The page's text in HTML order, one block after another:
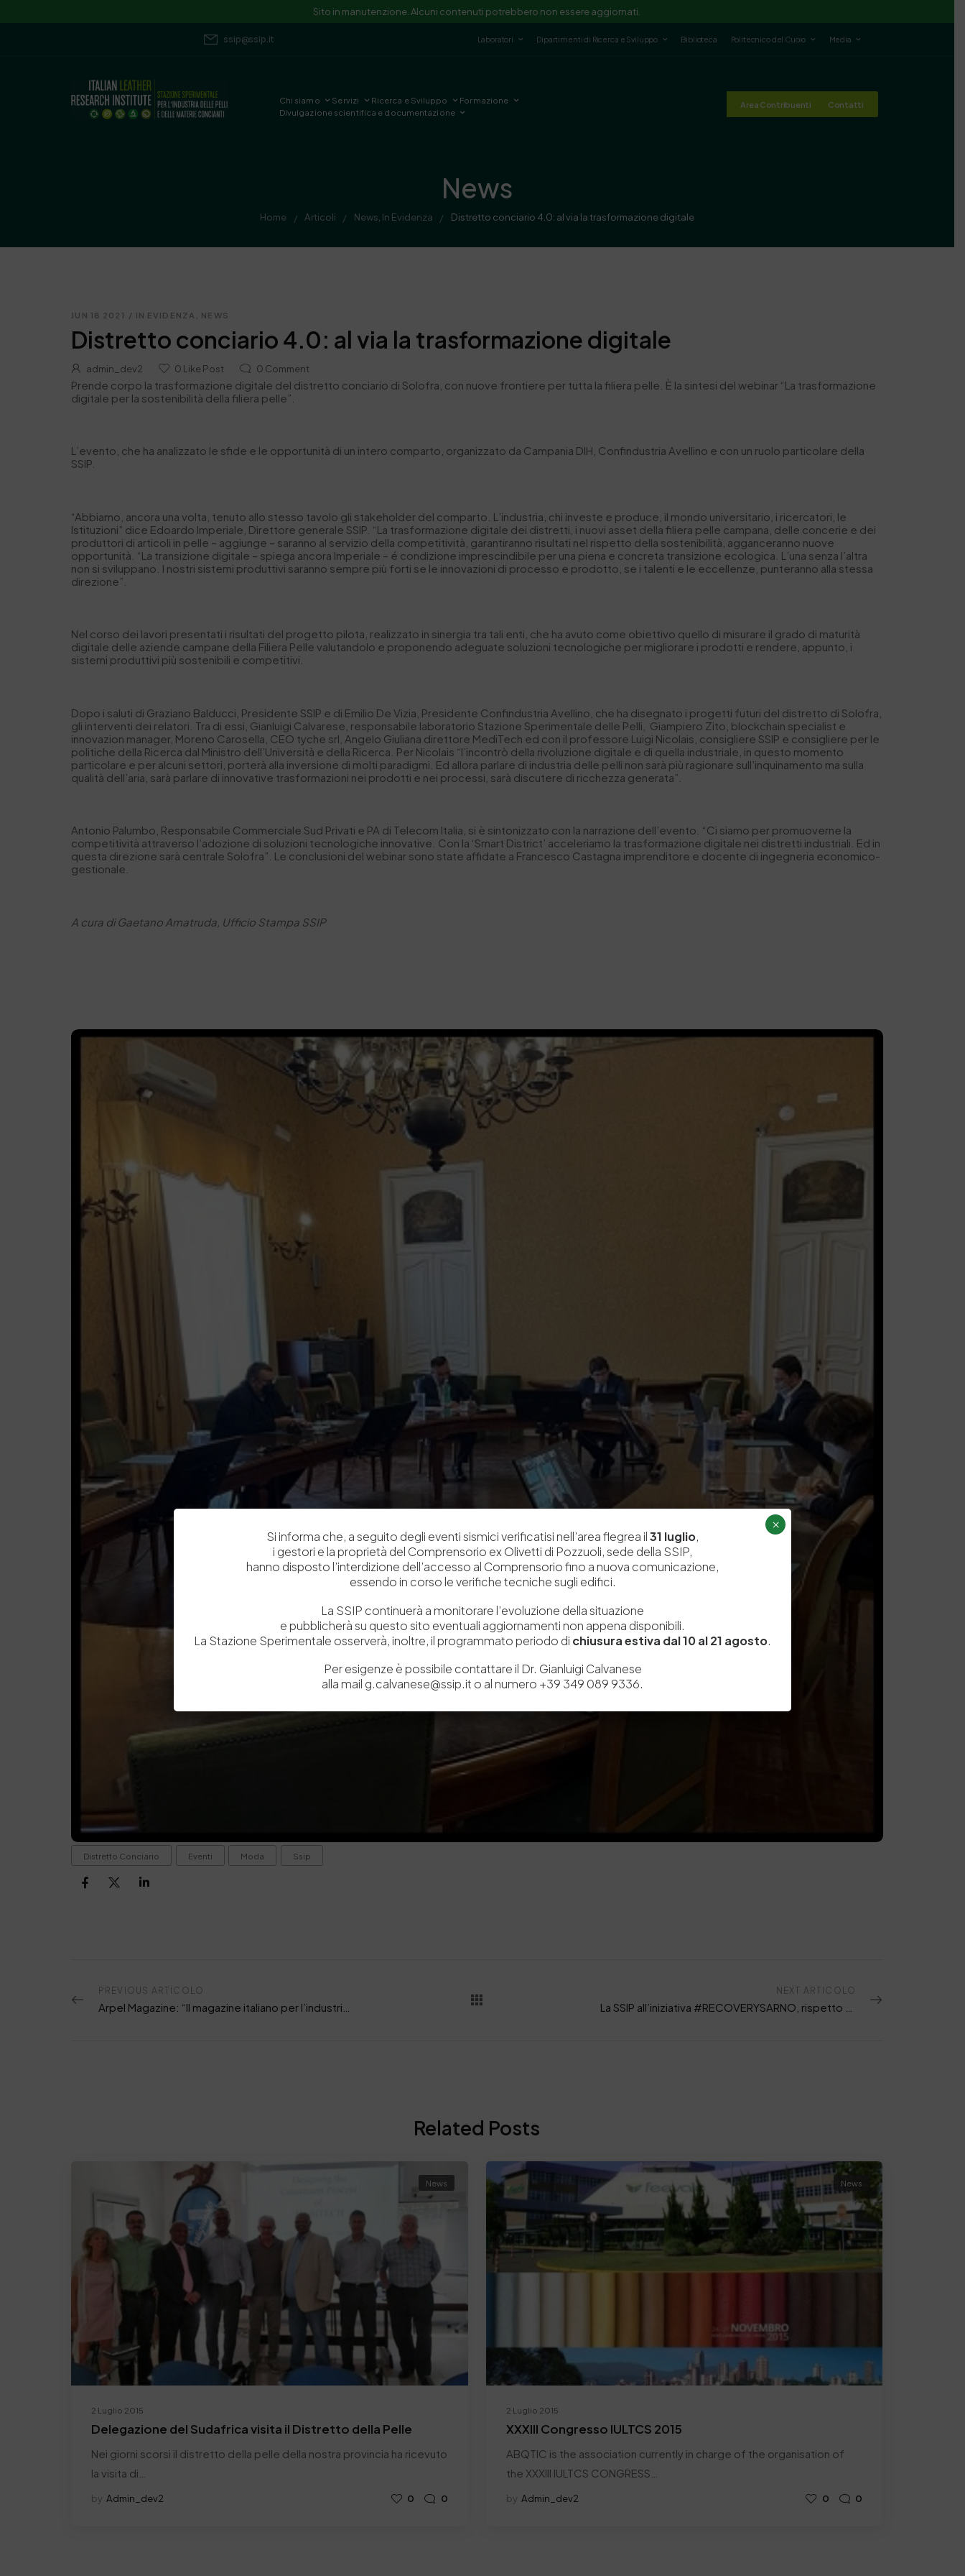
Sito in manutenzione. Alcuni contenuti potrebbero non essere aggiornati.
ssip@ssip.it Laboratori Dipartimenti di Ricerca e Sviluppo Biblioteca Politecnico del Cuoio Media
Chi siamo Servizi Ricerca e Sviluppo
Formazione
Divulgazione scientifica e documentazione
Area Contribuenti Contatti
News
Home / Articoli / News In Evidenza / Distretto conciario 4.0: al via la trasformazione digitale
JUN 18 2021 / IN EVIDENZA NEWS
Distretto conciario 4.0: al via la trasformazione digitale
admin_dev2 0 Like Post 0 Comment
Prende corpo la trasformazione digitale del distretto conciario di Solofra, con nuove frontiere per tutta la filiera pelle. È la sintesi del webinar “La trasformazione
digitale per la sostenibilità della filiera pelle”.
L’evento, che ha analizzato le sfide e le opportunità di un intero comparto, organizzato da Campania DIH, Confindustria Avellino e con un ruolo particolare della
SSIP.
“Abbiamo, ancora una volta, tenuto allo stesso tavolo gli stakeholder del comparto. L’industria, chi investe e produce, il mondo universitario, i ricercatori, le
Istituzioni” dice Edoardo Imperiale, Direttore generale SSIP. “La trasformazione digitale dei distretti, i nuovi asset della filiera pelle campana, delle concerie e dei
produttori di articoli in pelle – aggiunge – saranno al servizio della competitività, garantiranno risultati nel rispetto della sostenibilità, agganceranno nuove
opportunità. “La transizione digitale – spiega ancora Imperiale – é condizione imprescindibile per una piena e concreta transizione ecologica. L’una senza l’altra
non si sviluppano. I nostri sistemi produttivi saranno sempre più forti se le innovazioni di processo e prodotto, se i talenti e le eccellenze, punteranno alla stessa
direzione”.
Nel corso dei lavori presentati i risultati del progetto pilota, realizzato in sinergia tra tali enti, che ha avuto come obiettivo quello di misurare il grado di maturità
digitale delle aziende campane della Filiera Pelle valutandolo e proponendo adeguate soluzioni tecnologiche per migliorare i prodotti e rendere, appunto, i
sistemi produttivi più sostenibili e competitivi.
Dopo i saluti di Graziano Balducci, Presidente SSIP e di Emilio De Vizia, Presidente Confindustria Avellino, che ha disegnato i progetti futuri del distretto di Solofra,
gli interventi dei relatori. Tra di essi, Gianluigi Calvarese, responsabile laboratorio Stazione Sperimentale delle Pelli, Giampiero Zito, blockchain specialist e
innovazion manager, Moreno Carosella, CEO tyche srl, Angelo Giuliana direttore MediTech ed con il professore Luigi Nicolais, consigliere SSIP e consigliere per le
politiche della Ricerca dal Ministro dell’Università e della Ricerca. Per Nicolais “l’incontrò della rivoluzione digitale e di quella industriale, in questo momento
particolare e per alcuni settori, porterà alla inversione di molti paradigmi. Ed allora parlare di industria delle pelli non sarà più ragionare sull’inquinamento ma sulla
qualità dell’aria, sarà parlare di innovative trasformazioni nei prodotti e nei processi, sarà discutere di ricchezza generata”.
Antonio Palumbo, Responsabile Commerciale Sud Privati e PA di Telecom Italia, si è sintonizzato con la narrazione dell’evento. “Ci siamo per promuoverne la
competitività attraverso l’adozione di soluzioni tecnologiche innovative. Con la ‘Smart District’ acceleriamo la trasformazione digitale nei distretti industriali. Ed in
questa direzione sarà centrale Solofra”. Le conclusioni del webinar sono state affidate a Francesco Castagna imprenditore e docente di ingegneria economico-
gestionale.
A cura di Gaetano Amatruda, Ufficio Stampa SSIP
Distretto Conciario Eventi Moda Ssip
PREVIOUS ARTICOLO NEXT ARTICOLO
Related Posts
2 Luglio 2015
News
Delegazione del Sudafrica visita il Distretto della Pelle
Nei giorni scorsi il distretto della pelle della nostra provincia ha ricevuto
la visita di…
by Admin_dev2 0 0
2 Luglio 2015
News
XXXIII Congresso IULTCS 2015
ABQTIC is the association currently in charge of the organisation of
the XXXIII IULTCS CONGRESS…
by Admin_dev2 0 0
Si informa che, a seguito degli eventi sismici verificatisi nell’area flegrea il31 luglio,
i gestori e la proprietà del Comprensorio ex Olivetti di Pozzuoli, sede della SSIP,
hanno disposto l’interdizione dell’accesso al Comprensorio fino a nuova comunicazione,
essendo in corso le verifiche tecniche sugli edifici.
La SSIP continuerà a monitorare l’evoluzione della situazione
e pubblicherà su questo sito eventuali aggiornamenti non appena disponibili.
La Stazione Sperimentale osserverà, inoltre, il programmato periodo di chiusura estiva dal 10 al 21 agosto.
Per esigenze è possibile contattare il Dr. Gianluigi Calvanese
alla mail g.calvanese@ssip.it o al numero +39 349 089 9336.
×